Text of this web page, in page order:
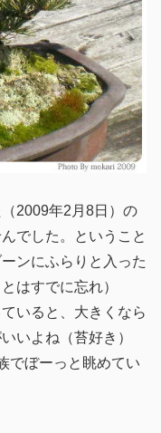
2009年2月8日）の
でした。ということ
ンにふらりと入った
はすでに忘れ）
いると、大きくなら
いよね（苔好き）
でぼーっと眺めてい